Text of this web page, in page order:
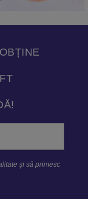
și să primesc